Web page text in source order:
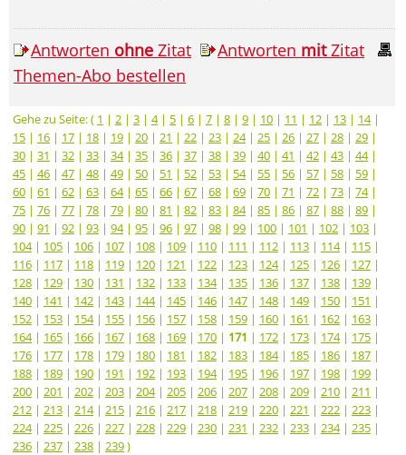
Antworten ohne Zitat Antworten mitZitat
Themen-Abo bestellen
Gehe zu Seite: ( 1 | 2 | 3 | 4| 5 | 6 | 7 | 8 | 9 | 10 | 11 | 12 | 13 | 14|
15 | 16 | 17 | 18 | 19 | 20 | 21 | 22 | 23 | 24| 25 | 26 | 27 | 28 | 29 |
30 | 31 | 32 | 33 | 34| 35 | 36 | 37 | 38 | 39 | 40 | 41 | 42 | 43 | 44|
45 | 46 | 47 | 48 | 49 | 50 | 51 | 52 | 53 | 54| 55 | 56 | 57 | 58 | 59 |
60 | 61 | 62 | 63 | 64| 65 | 66 | 67 | 68 | 69 | 70 | 71 | 72 | 73 | 74|
75 | 76 | 77 | 78 | 79 | 80 | 81 | 82 | 83 | 84| 85 | 86 | 87 | 88 | 89 |
90 | 91 | 92 | 93 | 94| 95 | 96 | 97 | 98 | 99 | 100 | 101 | 102 | 103 |
104| 105 | 106 | 107 | 108 | 109 | 110 | 111 | 112 | 113 | 114| 115 |
116 | 117 | 118 | 119 | 120 | 121 | 122 | 123 | 124| 125 | 126 | 127 |
128 | 129 | 130 | 131 | 132 | 133 | 134| 135 | 136 | 137 | 138 | 139 |
140 | 141 | 142 | 143 | 144| 145 | 146 | 147 | 148 | 149 | 150 | 151 |
152 | 153 | 154| 155 | 156 | 157 | 158 | 159 | 160 | 161 | 162 | 163 |
164| 165 | 166 | 167 | 168 | 169 | 170 | 171 | 172 | 173 | 174| 175 |
176 | 177 | 178 | 179 | 180 | 181 | 182 | 183 | 184| 185 | 186 | 187 |
188 | 189 | 190 | 191 | 192 | 193 | 194| 195 | 196 | 197 | 198 | 199 |
200 | 201 | 202 | 203 | 204| 205 | 206 | 207 | 208 | 209 | 210 | 211 |
212 | 213 | 214| 215 | 216 | 217 | 218 | 219 | 220 | 221 | 222 | 223 |
224| 225 | 226 | 227 | 228 | 229 | 230 | 231 | 232 | 233 | 234| 235 |
236 | 237 | 238 | 239)